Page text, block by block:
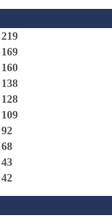
219
169
160
138
128
109
92
68
43
42